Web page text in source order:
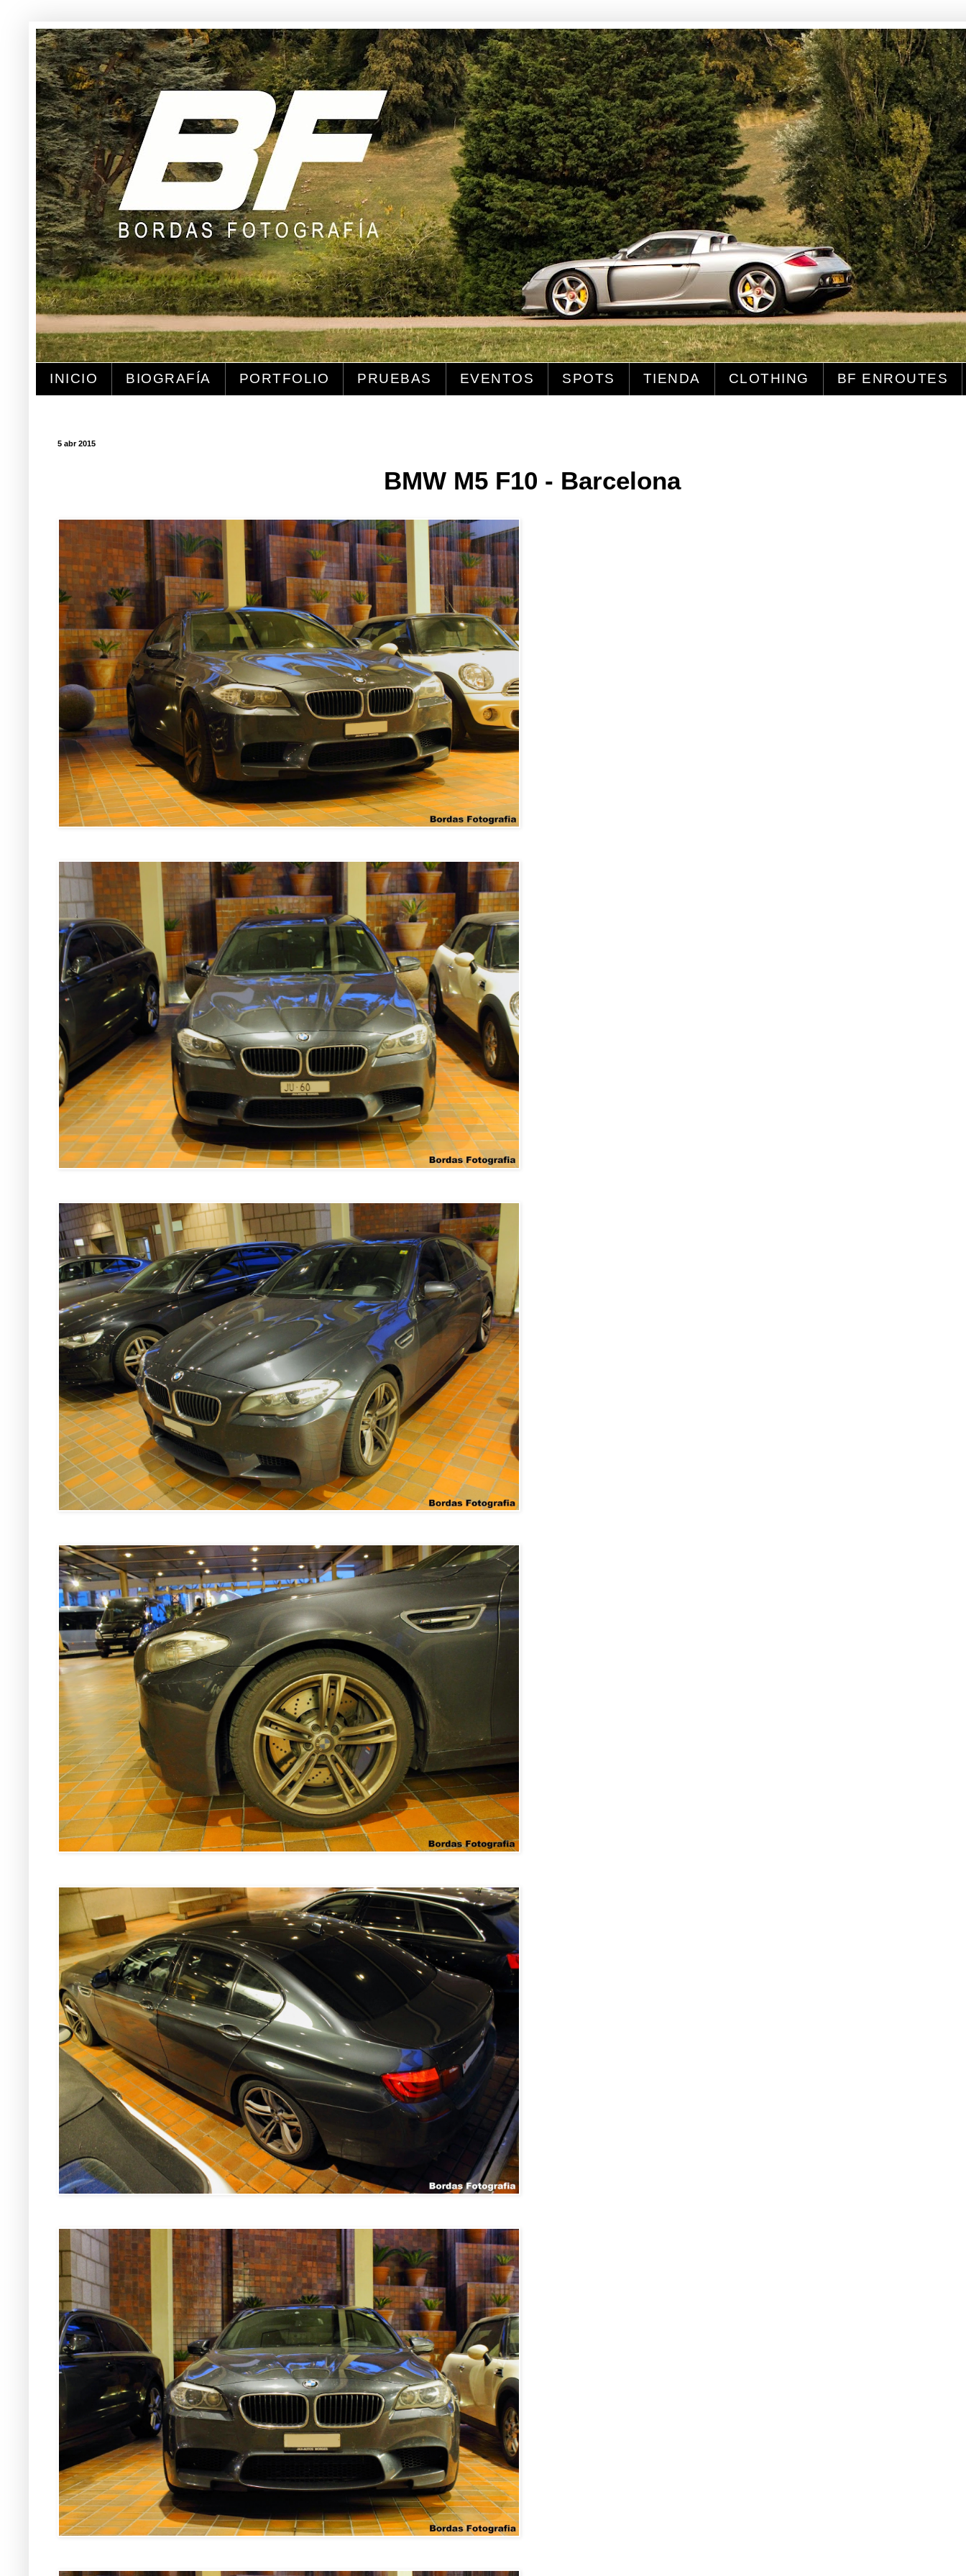
INICIO BIOGRAFÍA PORTFOLIO PRUEBAS EVENTOS SPOTS TIENDA CLOTHING BF ENROUTES
5 abr 2015
BMW M5 F10 - Barcelona